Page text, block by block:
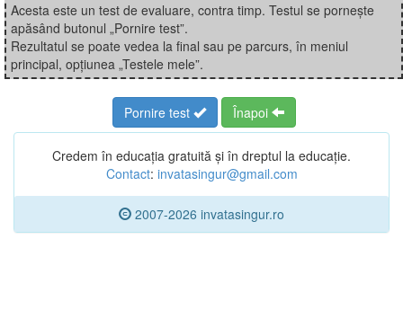
Acesta este un test de evaluare, contra timp. Testul se pornește
apăsând butonul „Pornire test”.
Rezultatul se poate vedea la final sau pe parcurs, în meniul
principal, opțiunea „Testele mele”.
Pornire test Înapoi
Credem în educația gratuită și în dreptul la educație.
Contact: invatasingur@gmail.com
2007-2026 invatasingur.ro